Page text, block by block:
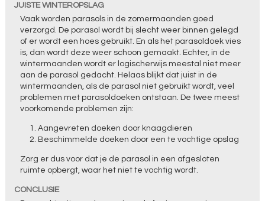
JUISTE WINTEROPSLAG
Vaak worden parasols in de zomermaanden goed
verzorgd. De parasol wordt bij slecht weer binnen gelegd
of er wordt een hoes gebruikt. En als het parasoldoek vies
is, dan wordt deze weer schoon gemaakt. Echter, in de
wintermaanden wordt er logischerwijs meestal niet meer
aan de parasol gedacht. Helaas blijkt dat juist in de
wintermaanden, als de parasol niet gebruikt wordt, veel
problemen met parasoldoeken ontstaan. De twee meest
voorkomende problemen zijn:
Aangevreten doeken door knaagdieren
Beschimmelde doeken door een te vochtige opslag
Zorg er dus voor dat je de parasol in een afgesloten
ruimte opbergt, waar het niet te vochtig wordt.
CONCLUSIE